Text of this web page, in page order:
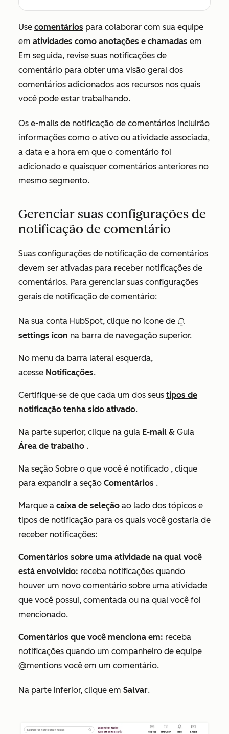
Use comentários para colaborar com sua equipe
em atividades como anotações e chamadas em
Em seguida, revise suas notificações de
comentário para obter uma visão geral dos
comentários adicionados aos recursos nos quais
você pode estar trabalhando.
Os e-mails de notificação de comentários incluirão
informações como o ativo ou atividade associada,
a data e a hora em que o comentário foi
adicionado e quaisquer comentários anteriores no
mesmo segmento.
Gerenciar suas configurações de
notificação de comentário
Suas configurações de notificação de comentários
devem ser ativadas para receber notificações de
comentários. Para gerenciar suas configurações
gerais de notificação de comentário:
Na sua conta HubSpot, clique no ícone de
settings icon na barra de navegação superior.
No menu da barra lateral esquerda,
acesse Notificações.
Certifique-se de que cada um dos seus tipos de
notificação tenha sido ativado.
Na parte superior, clique na guia E-mail & Guia
Área de trabalho .
Na seção Sobre o que você é notificado , clique
para expandir a seção Comentários .
Marque a caixa de seleção ao lado dos tópicos e
tipos de notificação para os quais você gostaria de
receber notificações:
Comentários sobre uma atividade na qual você
está envolvido: receba notificações quando
houver um novo comentário sobre uma atividade
que você possui, comentada ou na qual você foi
mencionado.
Comentários que você menciona em: receba
notificações quando um companheiro de equipe
@mentions você em um comentário.
Na parte inferior, clique em Salvar.